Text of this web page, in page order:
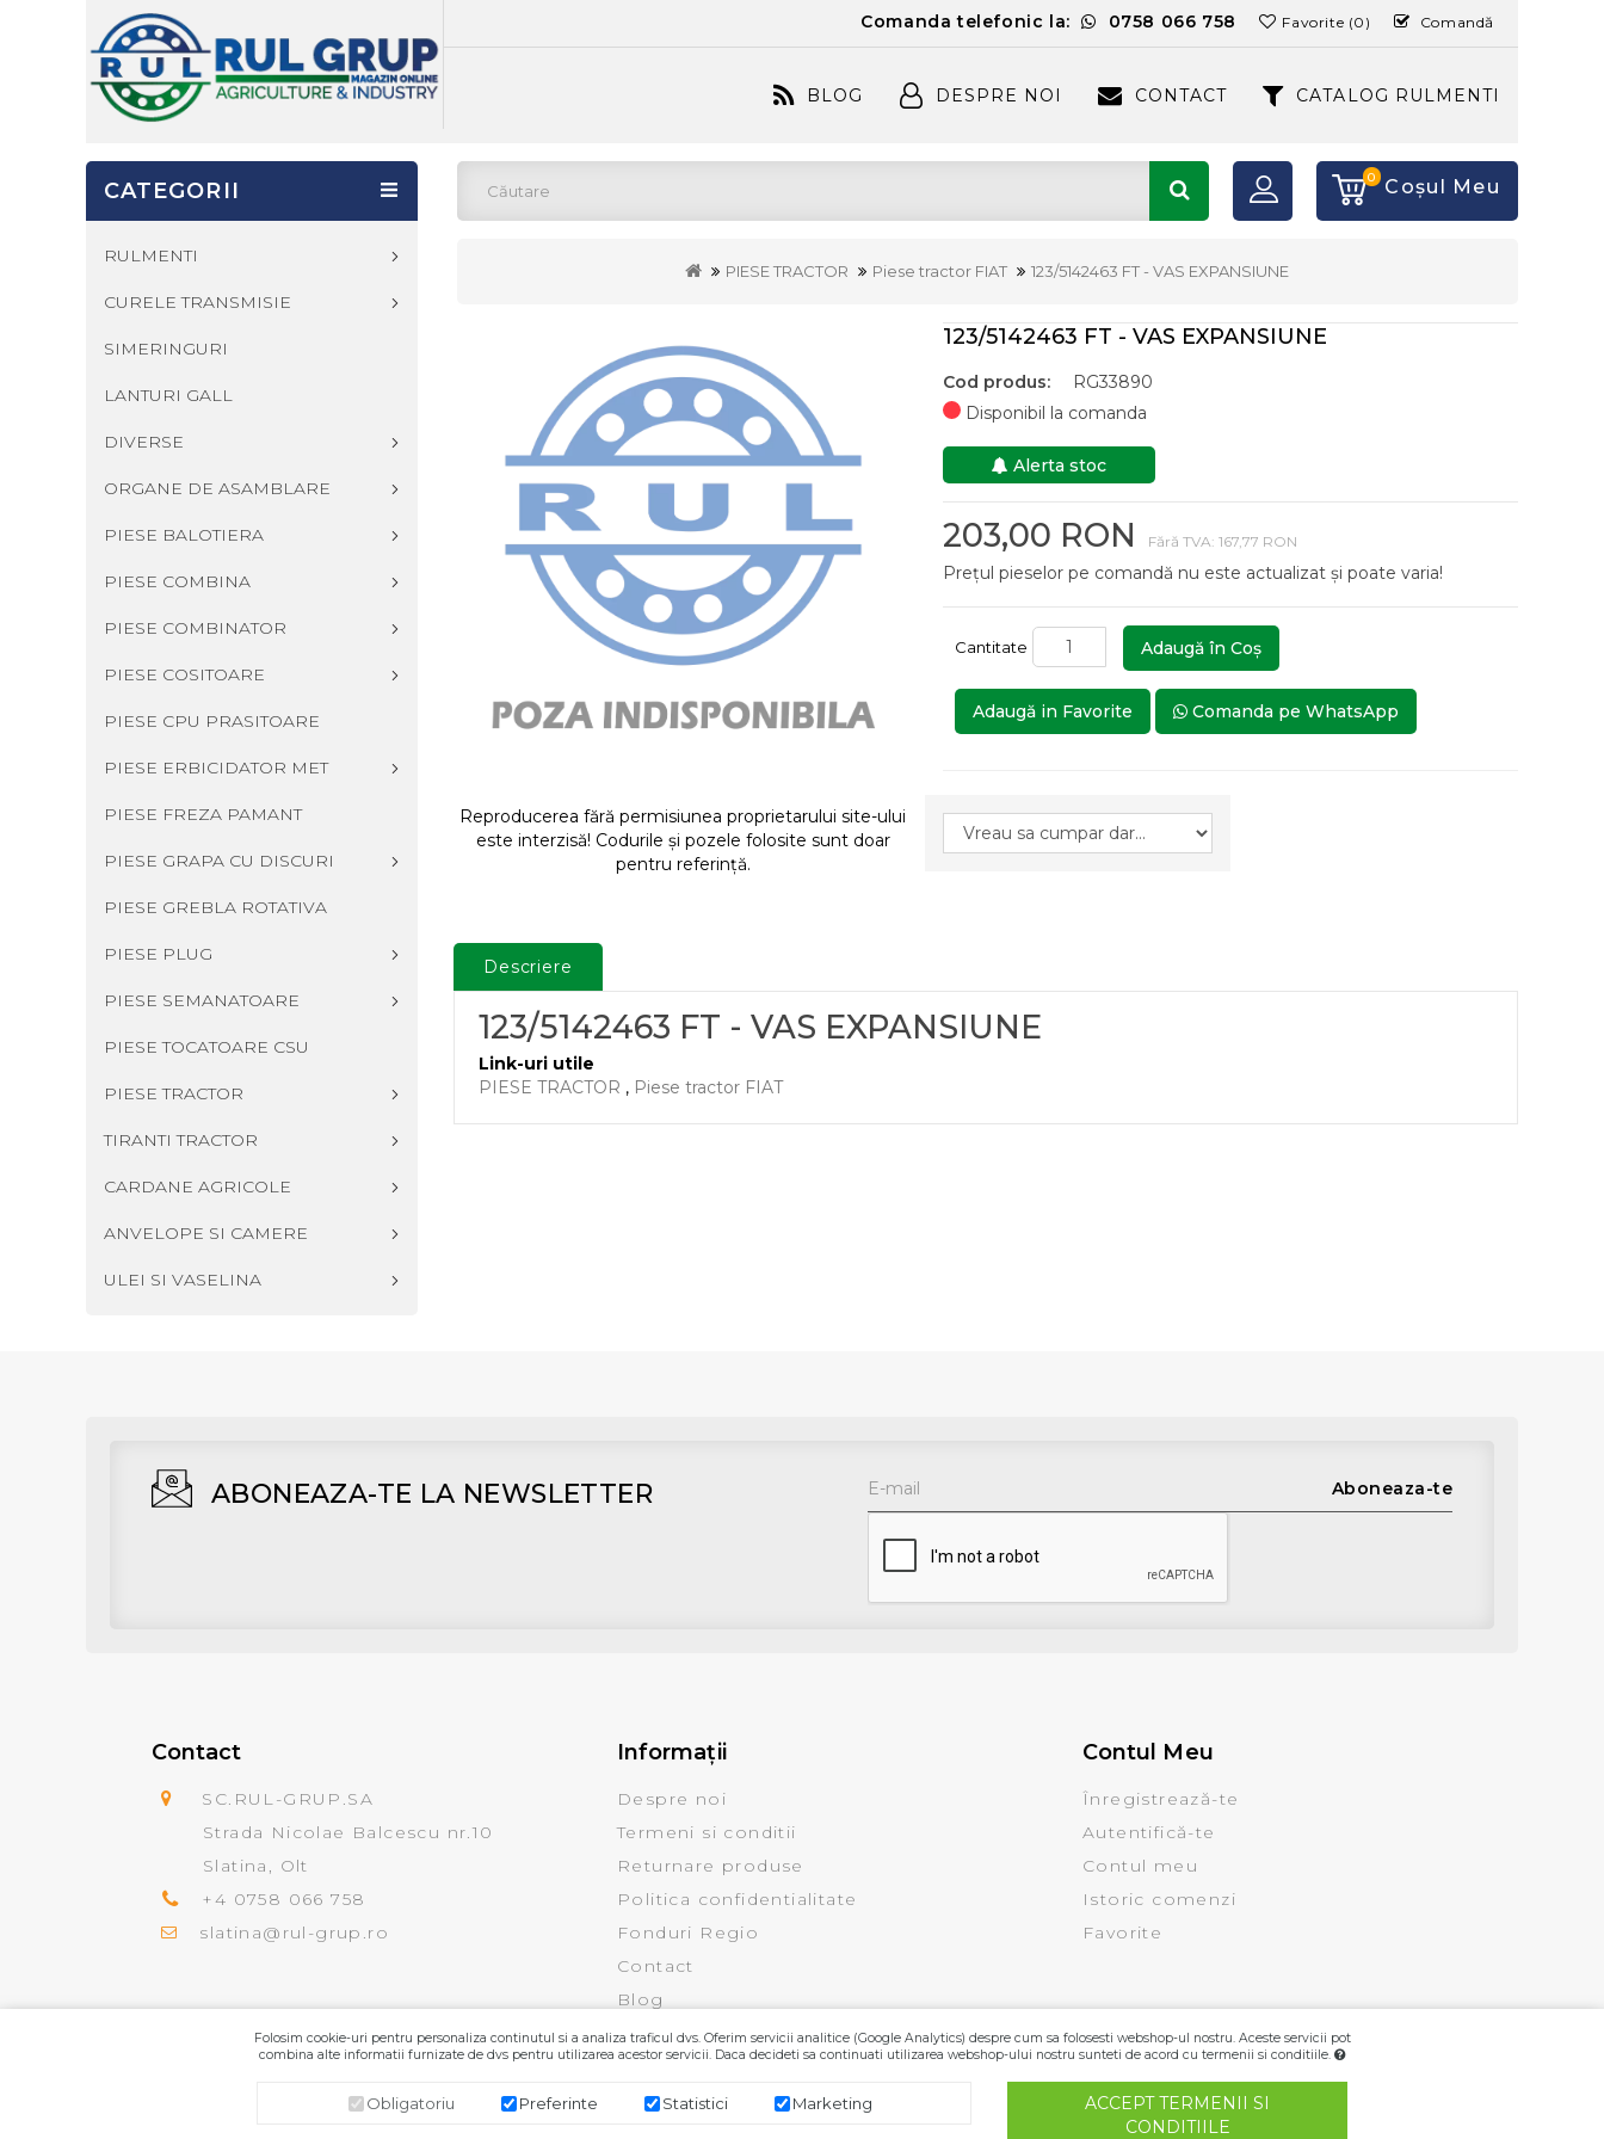
Comanda telefonic la: 0758 066 758 Favorite (0) Comandă
BLOG DESPRE NOI CONTACT CATALOG RULMENTI
0 Coşul Meu
PIESE TRACTOR Piese tractor FIAT 123/5142463 FT - VAS EXPANSIUNE
CATEGORII
RULMENTI
CURELE TRANSMISIE
SIMERINGURI
LANTURI GALL
DIVERSE
ORGANE DE ASAMBLARE
PIESE BALOTIERA
PIESE COMBINA
PIESE COMBINATOR
PIESE COSITOARE
PIESE CPU PRASITOARE
PIESE ERBICIDATOR MET
PIESE FREZA PAMANT
PIESE GRAPA CU DISCURI
PIESE GREBLA ROTATIVA
PIESE PLUG
PIESE SEMANATOARE
PIESE TOCATOARE CSU
PIESE TRACTOR
TIRANTI TRACTOR
CARDANE AGRICOLE
ANVELOPE SI CAMERE
ULEI SI VASELINA
Reproducerea fără permisiunea proprietarului site-ului
este interzisă! Codurile și pozele folosite sunt doar
pentru referință.
123/5142463 FT - VAS EXPANSIUNE
Cod produs:
RG33890
Disponibil la comanda
Alerta stoc
203,00 RON Fără TVA: 167,77 RON
Prețul pieselor pe comandă nu este actualizat și poate varia!
Cantitate Adaugă în Coş
Adaugă in Favorite Comanda pe WhatsApp
Descriere
123/5142463 FT - VAS EXPANSIUNE
Link-uri utile
PIESE TRACTOR , Piese tractor FIAT
ABONEAZA-TE LA NEWSLETTER Aboneaza-te
Contact
SC.RUL-GRUP.SA
Strada Nicolae Balcescu nr.10
Slatina, Olt
+4 0758 066 758
slatina@rul-grup.ro
Informaţii
Despre noi
Termeni si conditii
Returnare produse
Politica confidentialitate
Fonduri Regio
Contact
Blog
Contul Meu
Înregistrează-te
Autentifică-te
Contul meu
Istoric comenzi
Favorite
Folosim cookie-uri pentru personaliza continutul si a analiza traficul dvs. Oferim servicii analitice (Google Analytics) despre cum sa folosesti webshop-ul nostru. Aceste servicii pot
combina alte informatii furnizate de dvs pentru utilizarea acestor servicii. Daca decideti sa continuati utilizarea webshop-ului nostru sunteti de acord cu termenii si conditiile.
Obligatoriu Preferinte Statistici Marketing
ACCEPT TERMENII SI
CONDITIILE